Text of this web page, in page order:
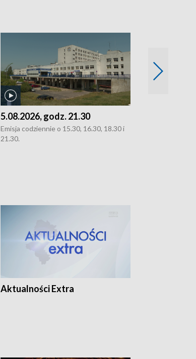
5.08.2026, godz. 21.30
Emisja codziennie o 15.30, 16.30, 18.30 i
21.30.
Aktualności Extra